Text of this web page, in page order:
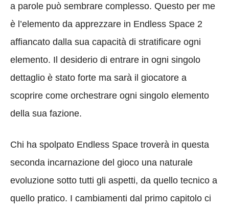
a parole può sembrare complesso. Questo per me
è l’elemento da apprezzare in Endless Space 2
affiancato dalla sua capacità di stratificare ogni
elemento. Il desiderio di entrare in ogni singolo
dettaglio è stato forte ma sarà il giocatore a
scoprire come orchestrare ogni singolo elemento
della sua fazione.
Chi ha spolpato Endless Space troverà in questa
seconda incarnazione del gioco una naturale
evoluzione sotto tutti gli aspetti, da quello tecnico a
quello pratico. I cambiamenti dal primo capitolo ci